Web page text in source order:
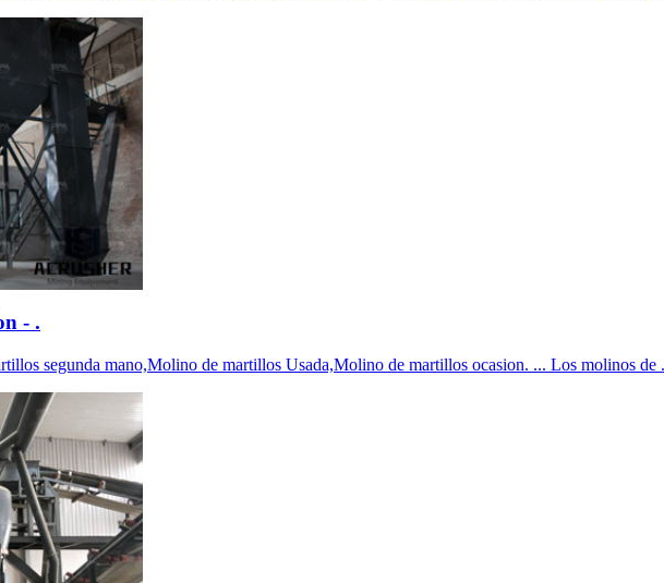
- .
segunda mano,Molino de martillos Usada,Molino de martillos ocasion. ... Los molinos de